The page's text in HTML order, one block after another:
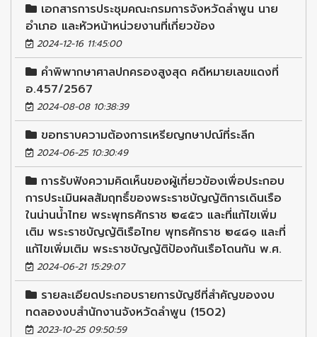
เอกสารการประชุมคณะกรมการจังหวัดลำพูน นาย
อำเภอ และหัวหน้าหน่วยงานที่เกี่ยวข้อง
2024-12-16 11:45:00
คำพิพากษาศาลปกครองสูงสุด คดีหมายเลขแดงที่
อ.457/2567
2024-08-08 10:38:39
ขอทราบความต้องการเหรียญกษาปณ์ที่ระลึก
2024-06-25 10:30:49
การรับฟังความคิดเห็นของผู้เกี่ยวข้องเพื่อประกอบ
การประเมินผลสัมฤทธิ์ของพระราชบัญญัติการเดินเรือ
ในน่านน้ำไทย พระพุทธศักราช ๒๔๕๖ และที่แก้ไขเพิ่ม
เติม พระราชบัญญัติเรือไทย พุทธศักราช ๒๔๘๑ และที่
แก้ไขเพิ่มเติม พระราชบัญญัติป้องกันเรือโดนกัน พ.ศ.
2024-06-21 15:29:07
รายละเอียดประกอบรายการบัญชีที่สำคัญของงบ
ทดลองงบสำนักงานจังหวัดลำพูน (1502)
2023-10-25 09:50:59